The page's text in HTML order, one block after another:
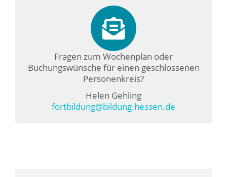
Fragen zum Wochenplan oder
Buchungswünsche für einen geschlossenen
Personenkreis?
Helen Gehling
fortbildung@bildung.hessen.de